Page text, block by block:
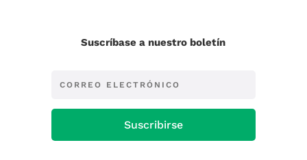
Suscríbase a nuestro boletín
Suscribirse